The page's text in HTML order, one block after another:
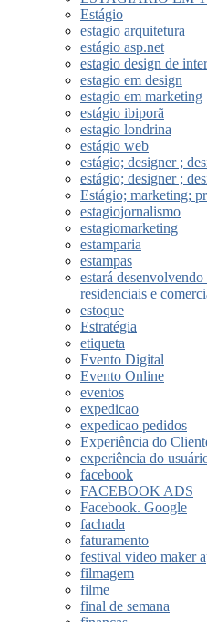
Estágio
estagio arquitetura
estágio asp.net
estagio design de
estagio em design
estagio em marketing
estágio ibiporã
estagio londrina
estágio web
estágio; designer ;
estágio; designer ;
Estágio; marketing;
estagiojornalismo
estagiomarketing
estamparia
estampas
estará
residenciais e
estoque
Estratégia
etiqueta
Evento Digital
Evento Online
eventos
expedicao
expedicao pedidos
Experiência do
experiência do
facebook
FACEBOOK ADS
Facebook. Google
fachada
faturamento
festival video maker
filmagem
filme
final de semana